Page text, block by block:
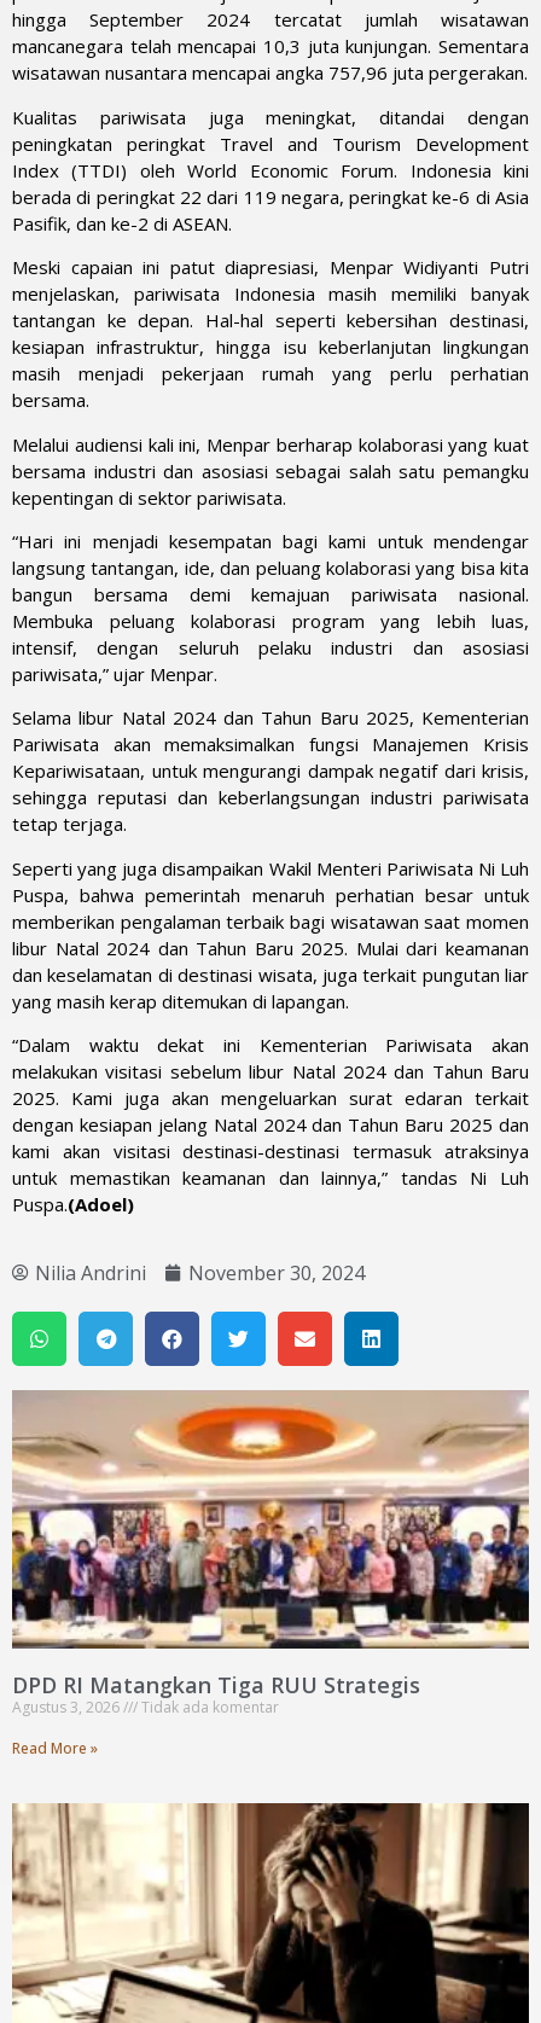
hingga September 2024 tercatat jumlah wisatawan
mancanegara telah mencapai 10,3 juta kunjungan. Sementara
wisatawan nusantara mencapai angka 757,96 juta pergerakan.
Kualitas pariwisata juga meningkat, ditandai dengan
peningkatan peringkat Travel and Tourism Development
Index (TTDI) oleh World Economic Forum. Indonesia kini
berada di peringkat 22 dari 119 negara, peringkat ke-6 di Asia
Pasifik, dan ke-2 di ASEAN.
Meski capaian ini patut diapresiasi, Menpar Widiyanti Putri
menjelaskan, pariwisata Indonesia masih memiliki banyak
tantangan ke depan. Hal-hal seperti kebersihan destinasi,
kesiapan infrastruktur, hingga isu keberlanjutan lingkungan
masih menjadi pekerjaan rumah yang perlu perhatian
bersama.
Melalui audiensi kali ini, Menpar berharap kolaborasi yang kuat
bersama industri dan asosiasi sebagai salah satu pemangku
kepentingan di sektor pariwisata.
“Hari ini menjadi kesempatan bagi kami untuk mendengar
langsung tantangan, ide, dan peluang kolaborasi yang bisa kita
bangun bersama demi kemajuan pariwisata nasional.
Membuka peluang kolaborasi program yang lebih luas,
intensif, dengan seluruh pelaku industri dan asosiasi
pariwisata,” ujar Menpar.
Selama libur Natal 2024 dan Tahun Baru 2025, Kementerian
Pariwisata akan memaksimalkan fungsi Manajemen Krisis
Kepariwisataan, untuk mengurangi dampak negatif dari krisis,
sehingga reputasi dan keberlangsungan industri pariwisata
tetap terjaga.
Seperti yang juga disampaikan Wakil Menteri Pariwisata Ni Luh
Puspa, bahwa pemerintah menaruh perhatian besar untuk
memberikan pengalaman terbaik bagi wisatawan saat momen
libur Natal 2024 dan Tahun Baru 2025. Mulai dari keamanan
dan keselamatan di destinasi wisata, juga terkait pungutan liar
yang masih kerap ditemukan di lapangan.
“Dalam waktu dekat ini Kementerian Pariwisata akan
melakukan visitasi sebelum libur Natal 2024 dan Tahun Baru
2025. Kami juga akan mengeluarkan surat edaran terkait
dengan kesiapan jelang Natal 2024 dan Tahun Baru 2025 dan
kami akan visitasi destinasi-destinasi termasuk atraksinya
untuk memastikan keamanan dan lainnya,” tandas Ni Luh
Puspa.(Adoel)
Nilia Andrini November 30, 2024
DPD RI Matangkan Tiga RUU Strategis
Agustus 3, 2026
Tidak ada komentar
Read More »